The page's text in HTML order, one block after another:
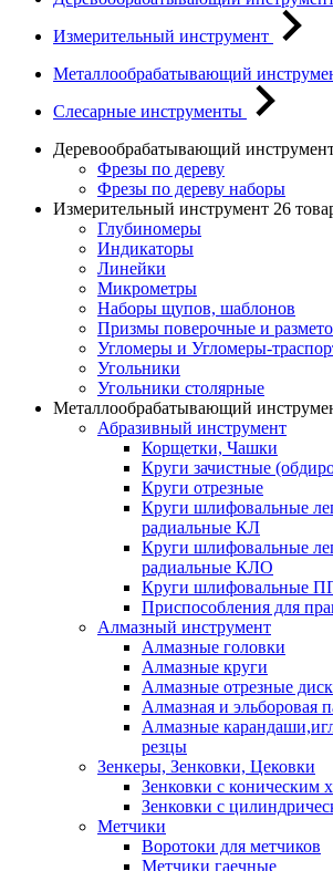
Измерительный инструмент
Металлообрабатывающий
Слесарные инструменты
Деревообрабатывающий
Фрезы по дереву
Фрезы по дереву наборы
Измерительный инструмент 26
Глубиномеры
Индикаторы
Линейки
Микрометры
Наборы щупов, шаблонов
Призмы поверочные и
Угломеры и Угломеры-
Угольники
Угольники столярные
Металлообрабатывающий
Абразивный инструмент
Корщетки, Чашки
Круги зачистные
Круги отрезные
Круги шлифовальные
радиальные КЛ
Круги шлифовальные
радиальные КЛО
Круги шлифовальные
Приспособления для
Алмазный инструмент
Алмазные головки
Алмазные круги
Алмазные отрезные
Алмазная и эльборовая
Алмазные
резцы
Зенкеры, Зенковки, Цековки
Зенковки с коническим
Зенковки с
Метчики
Воротоки для метчиков
Метчики гаечные